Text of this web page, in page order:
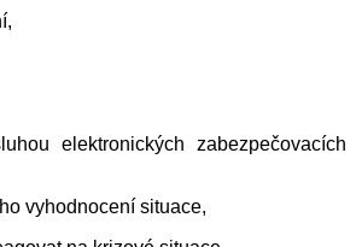
elektronických zabezpečovacích
vyhodnocení situace,